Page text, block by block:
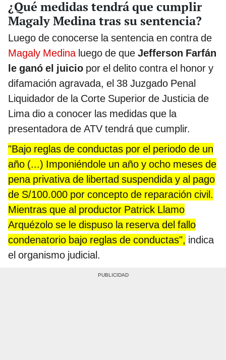
¿Qué medidas tendrá que cumplir
Magaly Medina tras su sentencia?
Luego de conocerse la sentencia en contra de
Magaly Medinaluego de que Jefferson Farfán
le ganó el juicio por el delito contra el honor y
difamación agravada, el 38 Juzgado Penal
Liquidador de la Corte Superior de Justicia de
Lima dio a conocer las medidas que la
presentadora de ATV tendrá que cumplir.
"Bajo reglas de conductas por el periodo de un
año (...) Imponiéndole un año y ocho meses de
pena privativa de libertad suspendida y al pago
de S/100.000 por concepto de reparación civil.
Mientras que al productor Patrick Llamo
Arquézolo se le dispuso la reserva del fallo
condenatorio bajo reglas de conductas", indica
el organismo judicial.